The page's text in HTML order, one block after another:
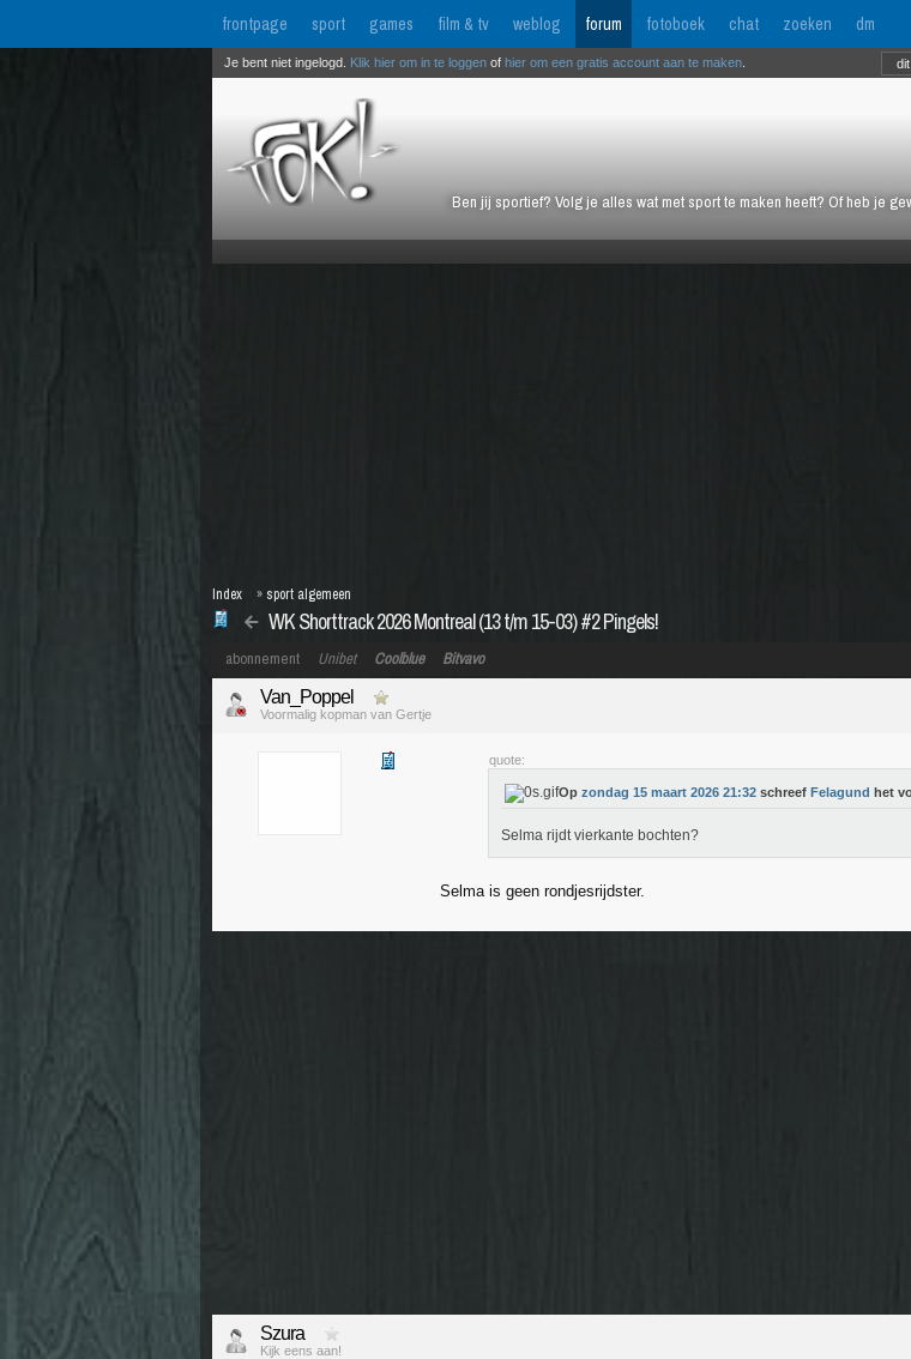
frontpage sport games film & tv weblog forum fotoboek chat zoeken dm
Ben jij sportief? Volg je alles wat met sport te maken heeft? Of heb je
Je bent niet ingelogd. Klik hier om in te loggen of hier om een gratis account aan te maken
WK Shorttrack 2026 Montreal (13 t/m 15-03) #2 Pingels!
Index » sport algemeen
abonnement Unibet Coolblue Bitvavo
Van_Poppel
Voormalig kopman van Gertje
quote:
Op zondag 15 maart 2026 21:32 schreef Felagund het
Selma rijdt vierkante bochten?
Selma is geen rondjesrijdster.
Szura
Kijk eens aan!